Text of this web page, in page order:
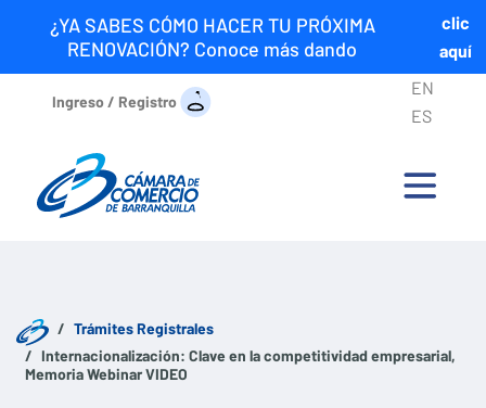
¿YA SABES CÓMO HACER TU PRÓXIMA
RENOVACIÓN? Conoce más dando
clic
aquí
Ingreso / Registro
EN
ES
Trámites Registrales
Internacionalización: Clave en la competitividad empresarial,
Memoria Webinar VIDEO